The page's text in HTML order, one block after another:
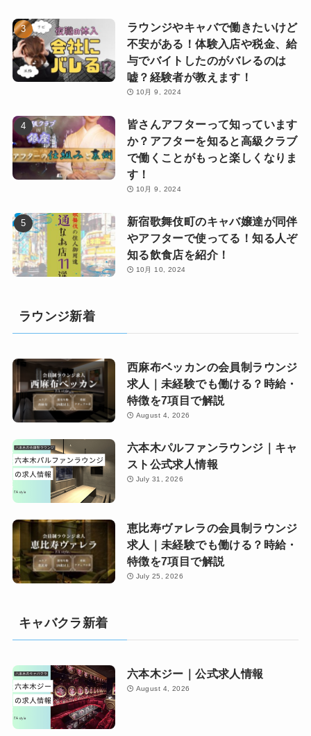
ラウンジやキャバで働きたいけど
不安がある！体験入店や税金、給
与でバイトしたのがバレるのは
嘘？経験者が教えます！
10月 9, 2024
皆さんアフターって知っています
か？アフターを知ると高級クラブ
で働くことがもっと楽しくなりま
す！
10月 9, 2024
新宿歌舞伎町のキャバ嬢達が同伴
やアフターで使ってる！知る人ぞ
知る飲食店を紹介！
10月 10, 2024
ラウンジ新着
西麻布ベッカンの会員制ラウンジ
求人｜未経験でも働ける？時給・
特徴を7項目で解説
August 4, 2026
六本木パルファンラウンジ｜キャ
スト公式求人情報
July 31, 2026
恵比寿ヴァレラの会員制ラウンジ
求人｜未経験でも働ける？時給・
特徴を7項目で解説
July 25, 2026
キャバクラ新着
六本木ジー｜公式求人情報
August 4, 2026